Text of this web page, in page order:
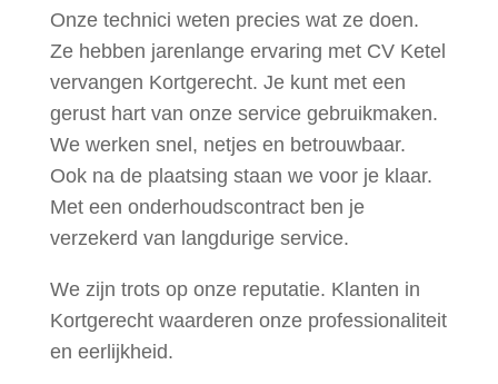
Onze technici weten precies wat ze doen.
Ze hebben jarenlange ervaring met CV Ketel
vervangen Kortgerecht. Je kunt met een
gerust hart van onze service gebruikmaken.
We werken snel, netjes en betrouwbaar.
Ook na de plaatsing staan we voor je klaar.
Met een onderhoudscontract ben je
verzekerd van langdurige service.
We zijn trots op onze reputatie. Klanten in
Kortgerecht waarderen onze professionaliteit
en eerlijkheid.